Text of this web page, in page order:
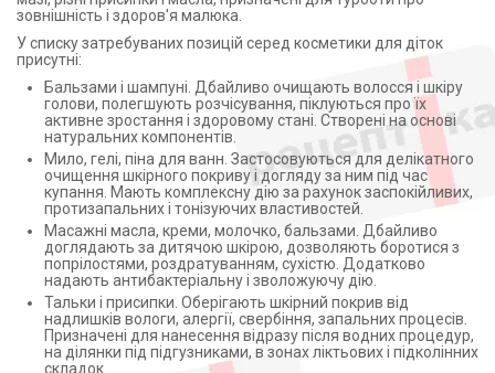
зовнішність і здоров'я малюка.
У списку затребуваних позицій серед косметики для діток
присутні:
Бальзами і шампуні. Дбайливо очищають волосся і шкіру
голови, полегшують розчісування, піклуються про їх
активне зростання і здоровому стані. Створені на основі
натуральних компонентів.
Мило, гелі, піна для ванн. Застосовуються для делікатного
очищення шкірного покриву і догляду за ним під час
купання. Мають комплексну дію за рахунок заспокійливих,
протизапальних і тонізуючих властивостей.
Масажні масла, креми, молочко, бальзами. Дбайливо
доглядають за дитячою шкірою, дозволяють боротися з
попрілостями, роздратуванням, сухістю. Додатково
надають антибактеріальну і зволожуючу дію.
Тальки і присипки. Оберігають шкірний покрив від
надлишків вологи, алергії, свербіння, запальних процесів.
Призначені для нанесення відразу після водних процедур,
на ділянки під підгузниками, в зонах ліктьових і підколінних
складок.